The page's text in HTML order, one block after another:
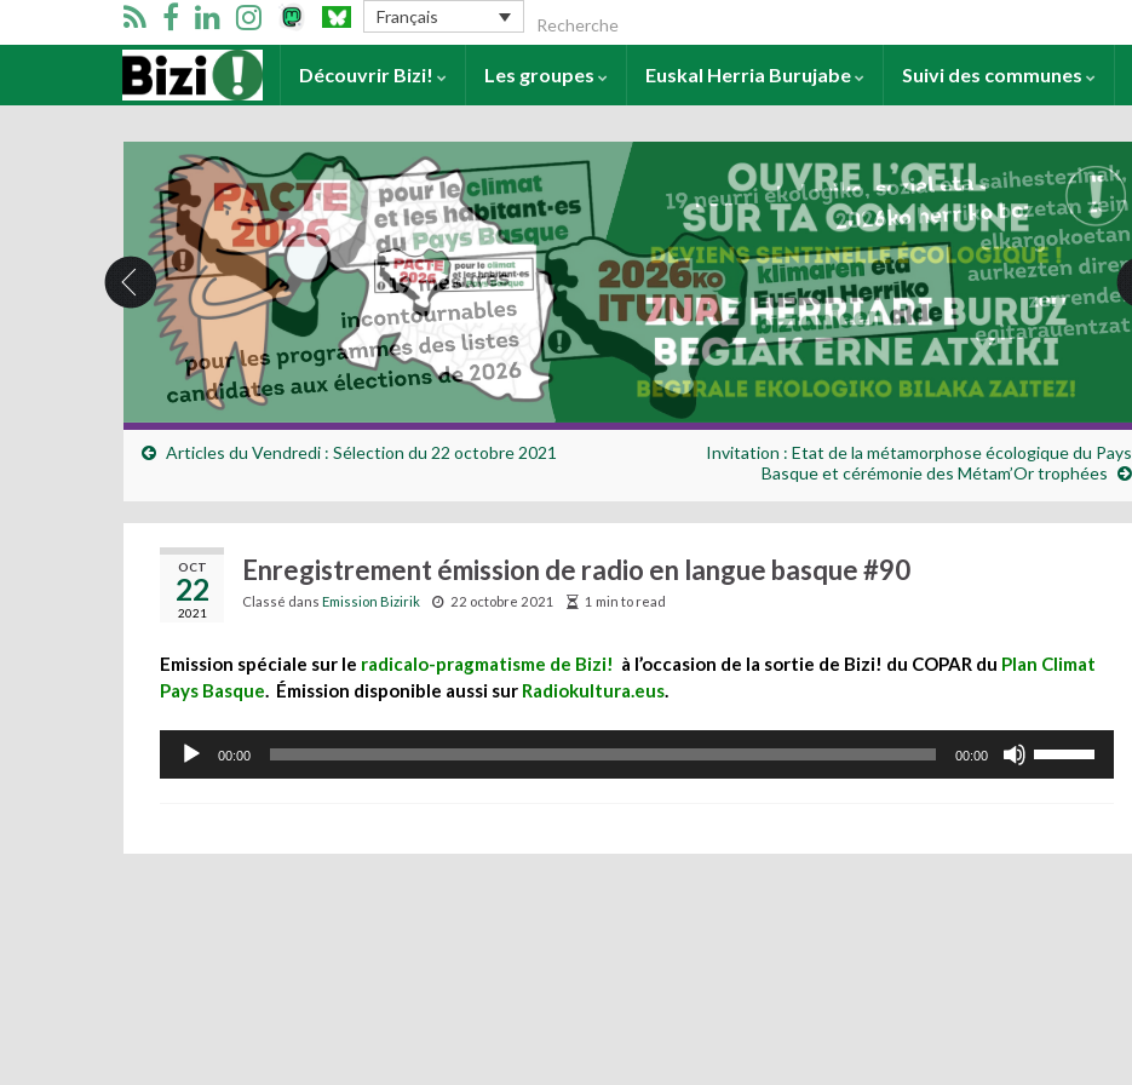
Français Search for:
Accueil Découvrir Bizi! Les groupes Euskal Herria Burujabe Suivi des communes
Articles du Vendredi : Sélection du 22 octobre 2021
Invitation : Etat de la métamorphose écologique du Pays
Basque et cérémonie des Métam’Or trophées
OCT
22
2021
Enregistrement émission de radio en langue basque #90
Classé dans Emission Bizirik 22 octobre 2021 1 min to read
Emission spéciale sur le radicalo-pragmatisme de Bizi! à l’occasion de la sortie de Bizi! du COPAR du Plan Climat
Pays Basque
Émission disponible aussi sur Radiokultura.eus
Lecteur
audio
00:00 00:00